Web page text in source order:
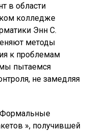
в области
колледже
Энн С.
методы
к проблемам
пытаемся
не замедляя
Формальные
», получившей